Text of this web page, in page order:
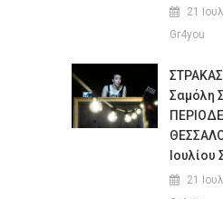
21
Gr4you
Σαμόλη
21